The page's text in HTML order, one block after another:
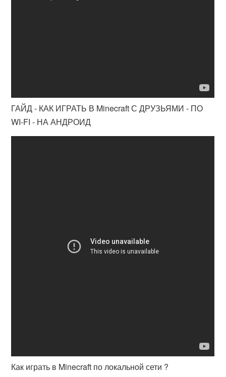
ГАЙД - КАК ИГРАТЬ В Minecraft С ДРУЗЬЯМИ - ПО
WI-FI - НА АНДРОИД
Как играть в Minecraft по локальной сети ?